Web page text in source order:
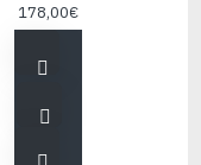
178,00€